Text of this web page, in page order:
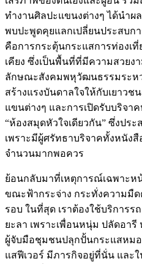
ทำงานศิลปะแขนงต่างๆ ได้นำผ
พบปะพูดคุยแลกเปลี่ยนประสบก
คือการกระตุ้นกระแสการท่องเ
เคียง ซึ่งเป็นพื้นที่ที่มีความสวย
ลักษณะสังคมพหุวัฒนธรรมระห
สร้างแรงบันดาลใจให้กับเยาว
แขนต่างๆ และการเปิดรับบริจา
“ห้องสมุดหัวใจเดียวกัน” ซึ่งปร
เพราะมีผู้ศรัทธาบริจาคทั้งหนัง
จำนวนมากพอควร
ย้อนกลับมาที่เหตุการณ์เฉพาะห
ขณะฟ้ากระจ่าง กระทั่งความมื
รอบ ในที่สุด เราต้องใช้บริการร
ยะลา เพราะเพื่อนหนุ่ม ปลัดอารี
ผู้จับมือชุมชนปลุกปั้นกระแสหมอ
แสฟีเวอร์ มีภารกิจอยู่ที่นั่น และ